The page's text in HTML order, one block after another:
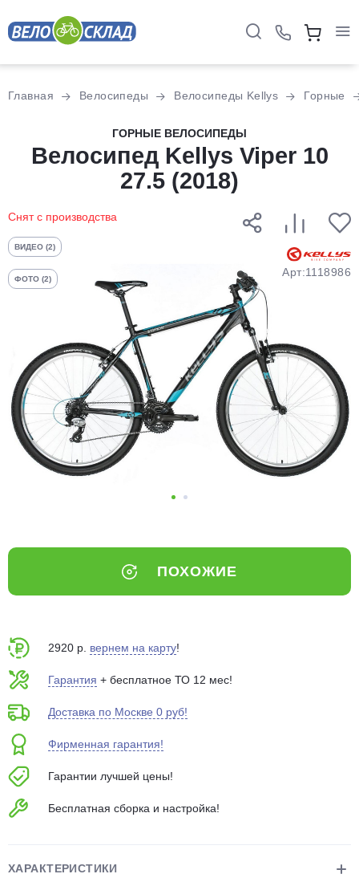
Главная Велосипеды Велосипеды Kellys Горные
ГОРНЫЕ ВЕЛОСИПЕДЫ
Велосипед Kellys Viper 10
27.5 (2018)
Снят с производства
ВИДЕО (2)
ФОТО (2) Арт:1118986
ПОХОЖИЕ
2920 р. вернем на карту!
Гарантия + бесплатное ТО 12 мес!
Доставка по Москве 0 руб!
Фирменная гарантия!
Гарантии лучшей цены!
Бесплатная сборка и настройка!
ХАРАКТЕРИСТИКИ
Разбейте
оплатуна части
без переплат
График платежей
Добавляйте товары
в корзину
Оплачивайте сегодня только
25% картой любого банка
выбранный способом
Оставшиеся75% будут
Подробнее
Остались вопросы?